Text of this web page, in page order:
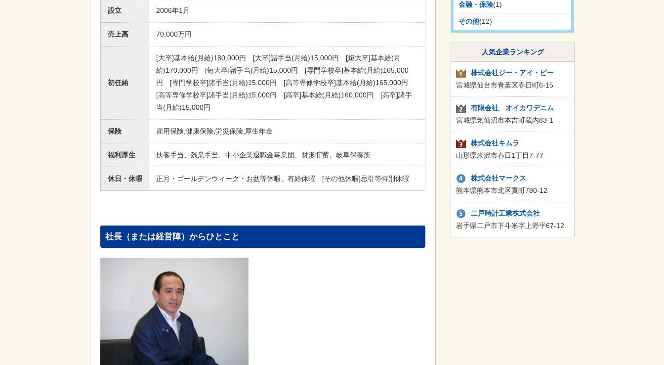
設立 2006年1月
売上高 70,000万円
初任給
[大卒]基本給(月給)180,000円 [大卒]諸手当(月給)15,000円 [短大卒]基本給(月
給)170,000円 [短大卒]諸手当(月給)15,000円 [専門学校卒]基本給(月給)165,000
円 [専門学校卒]諸手当(月給)15,000円 [高等専修学校卒]基本給(月給)165,000円
[高等専修学校卒]諸手当(月給)15,000円 [高卒]基本給(月給)160,000円 [高卒]諸手
当(月給)15,000円
保険 雇用保険,健康保険,労災保険,厚生年金
福利厚生 扶養手当、残業手当、中小企業退職金事業団、財形貯蓄、岐阜保養所
休日・休暇 正月・ゴールデンウィーク・お盆等休暇、有給休暇 [その他休暇]忌引等特別休暇
社長（または経営陣）からひとこと
金融・保険(1)
その他(12)
人気企業ランキング
株式会社ジー・アイ・ピー
宮城県仙台市青葉区春日町6-15
有限会社 オイカワデニム
宮城県気仙沼市本吉町蔵内83-1
株式会社キムラ
山形県米沢市春日1丁目7-77
株式会社マークス
熊本県熊本市北区貢町780-12
二戸時計工業株式会社
岩手県二戸市下斗米字上野平67-12